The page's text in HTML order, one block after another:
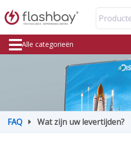
Alle categorieën
FAQ Wat zijn uw levertijden?